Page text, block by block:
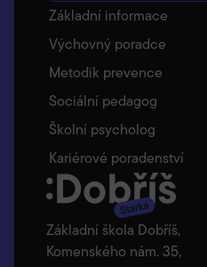
Základní škola Dobříš,
Komenského nám. 35,
Základní informace
Výchovný poradce
Metodik prevence
Sociální pedagog
Školní psycholog
Kariérové poradenství